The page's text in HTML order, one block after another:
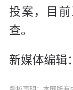
投案，目
查。
新媒体编辑